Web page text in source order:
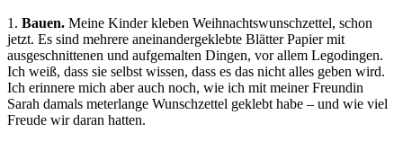
1. Bauen. Meine Kinder kleben Weihnachtswunschzettel, schon
jetzt. Es sind mehrere aneinandergeklebte Blätter Papier mit
ausgeschnittenen und aufgemalten Dingen, vor allem Legodingen.
Ich weiß, dass sie selbst wissen, dass es das nicht alles geben wird.
Ich erinnere mich aber auch noch, wie ich mit meiner Freundin
Sarah damals meterlange Wunschzettel geklebt habe – und wie viel
Freude wir daran hatten.